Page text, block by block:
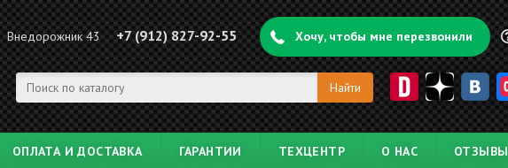
Внедорожник 43 +7 (912) 827-92-55 Хочу, чтобы мне перезвонили
ОПЛАТА И ДОСТАВКА ГАРАНТИИ ТЕХЦЕНТР О НАС ОТЗЫВЫ